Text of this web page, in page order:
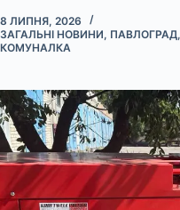
8 ЛИПНЯ, 2026
ЗАГАЛЬНІ НОВИНИ, ПАВЛОГРАД,
КОМУНАЛКА